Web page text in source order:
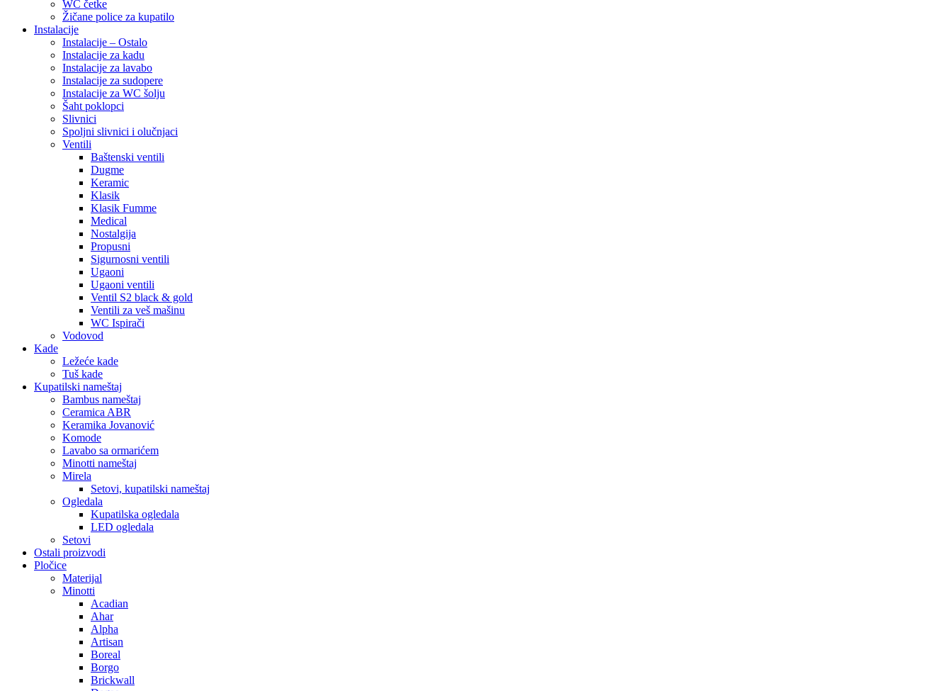
WC četke
Žičane police za kupatilo
Instalacije
Instalacije – Ostalo
Instalacije za kadu
Instalacije za lavabo
Instalacije za sudopere
Instalacije za WC šolju
Šaht poklopci
Slivnici
Spoljni slivnici i olučnjaci
Ventili
Baštenski ventili
Dugme
Keramic
Klasik
Klasik Fumme
Medical
Nostalgija
Propusni
Sigurnosni ventili
Ugaoni
Ugaoni ventili
Ventil S2 black & gold
Ventili za veš mašinu
WC Ispirači
Vodovod
Kade
Ležeće kade
Tuš kade
Kupatilski nameštaj
Bambus nameštaj
Ceramica ABR
Keramika Jovanović
Komode
Lavabo sa ormarićem
Minotti nameštaj
Mirela
Setovi, kupatilski nameštaj
Ogledala
Kupatilska ogledala
LED ogledala
Setovi
Ostali proizvodi
Pločice
Materijal
Minotti
Acadian
Ahar
Alpha
Artisan
Boreal
Borgo
Brickwall